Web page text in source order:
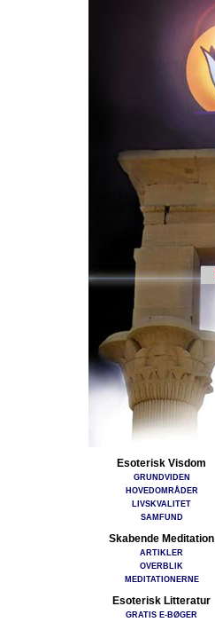
Esoterisk Visdom
GRUNDVIDEN
HOVEDOMRÅDER
LIVSKVALITET
SAMFUND
Skabende Meditation
ARTIKLER
OVERBLIK
MEDITATIONERNE
Esoterisk Litteratur
GRATIS E-BØGER